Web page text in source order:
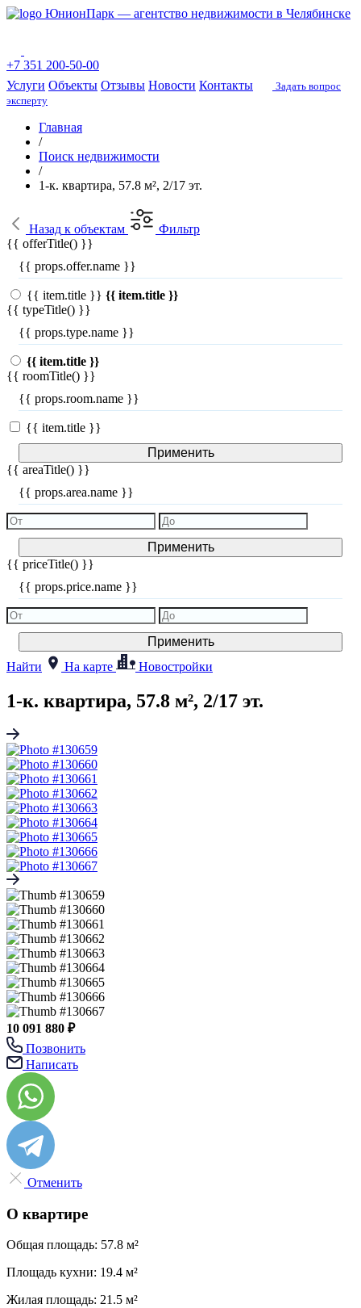
ЮнионПарк — агентство недвижимости в Челябинске
+7 351 200-50-00
Услуги Объекты Отзывы Новости Контакты
Задать вопрос
эксперту
Главная
/
Поиск недвижимости
/
1-к. квартира, 57.8 м², 2/17 эт.
Назад к объектам
Фильтр
{{ offerTitle() }}
{{ props.offer.name }}
{{ item.title }} {{ item.title }}
{{ typeTitle() }}
{{ props.type.name }}
{{ item.title }}
{{ roomTitle() }}
{{ props.room.name }}
{{ item.title }}
Применить
{{ areaTitle() }}
{{ props.area.name }}
Применить
{{ priceTitle() }}
{{ props.price.name }}
Применить
Найти
На карте Новостройки
1-к. квартира, 57.8 м², 2/17 эт.
10 091 880 ₽
Позвонить
Написать
Отменить
О квартире
Общая площадь: 57.8 м²
Площадь кухни: 19.4 м²
Жилая площадь: 21.5 м²